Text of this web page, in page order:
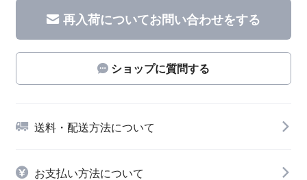
再入荷についてお問い合わせをする
ショップに質問する
送料・配送方法について
お支払い方法について